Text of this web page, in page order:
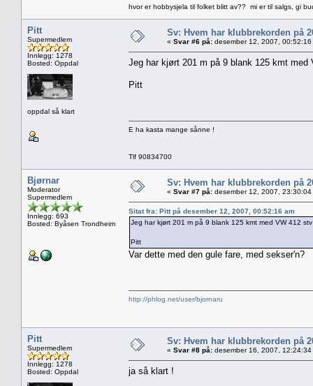
hvor er hobbysjela til folket blitt av?? mi er til salgs, gi
Pitt
Supermedlem
Innlegg: 1278
Bosted: Oppdal
oppdal så klart
Sv: Hvem har klubbrekorden på
« Svar #6 på: desember 12, 2007, 00:52:16
Jeg har kjørt 201 m på 9 blank 125 kmt
Pitt
E ha kasta mange sånne !
Tlf 90834700
Bjørnar
Moderator
Supermedlem
Innlegg: 693
Bosted: Byåsen Trondheim
Sv: Hvem har klubbrekorden på
« Svar #7 på: desember 12, 2007, 23:30:04
Sitat fra: Pitt på desember 12, 2007, 00:52:16 am
Jeg har kjørt 201 m på 9 blank 125 kmt med VW 412
Pitt
Var dette med den gule fare, med sekser'n?
http://phlog.net/user/bjornaru
Pitt
Supermedlem
Innlegg: 1278
Bosted: Oppdal
Sv: Hvem har klubbrekorden på
« Svar #8 på: desember 16, 2007, 12:24:34
ja så klart !